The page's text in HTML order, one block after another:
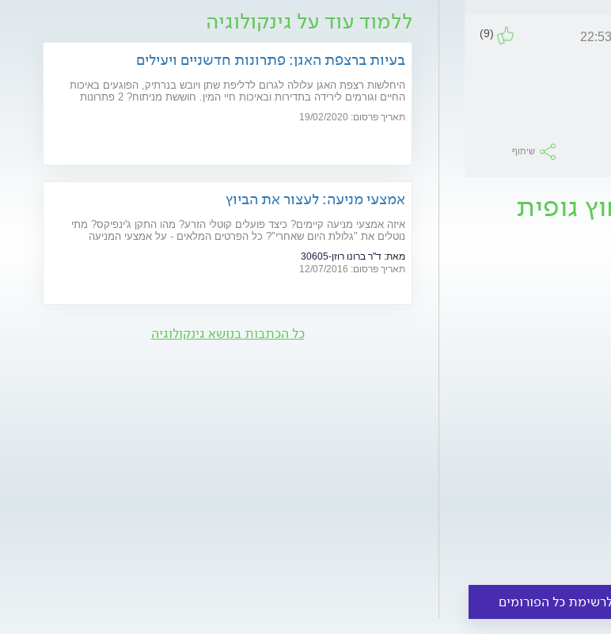
(9)
שיתוף
גופית
כל הפורומים
ללמוד עוד על גינקולוגיה
בעיות ברצפת האגן: פתרונות חדשניים ויעילים
היחלשות רצפת האגן עלולה לגרום לדליפת שתן ויובש בנרתיק, הפוגעים באיכות
החיים וגורמים לירידה בתדירות ובאיכות חיי המין. חוששת מניתוח? 2 פתרונות
תאריך פרסום: 19/02/2020
אמצעי מניעה: לעצור את הביוץ
איזה אמצעי מניעה קיימים? כיצד פועלים קוטלי הזרע? מהו התקן ג'ינפיקס? מתי
נוטלים את "גלולת היום שאחרי"? כל הפרטים המלאים - על אמצעי המניעה
מאת: ד"ר ברונו רוזן-30605
תאריך פרסום: 12/07/2016
כל הכתבות בנושא גינקולוגיה